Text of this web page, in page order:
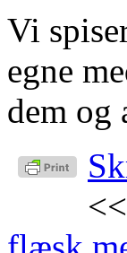
Vi
egne
dem og
<<